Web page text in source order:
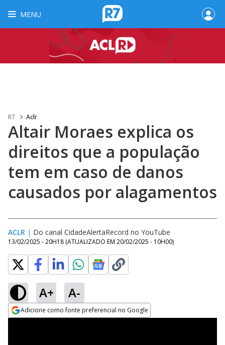
MENU
R7 Aclr
Altair Moraes explica os
direitos que a população
tem em caso de danos
causados por alagamentos
ACLR | Do canal CidadeAlertaRecord no YouTube
13/02/2025 - 20H18 (ATUALIZADO EM 20/02/2025 - 10H00)
A+ A-
Adicione como fonte preferencial no Google